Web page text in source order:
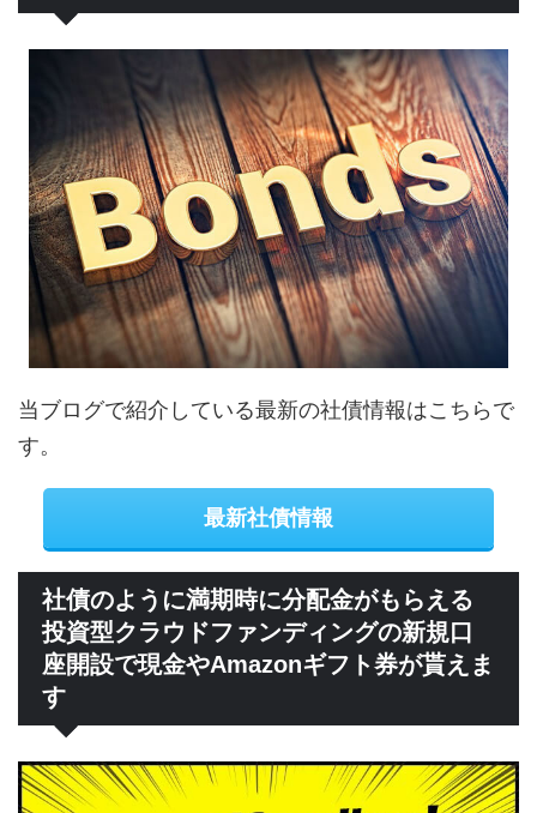
当ブログで紹介している最新の社債情報はこちらで
す。
最新社債情報
社債のように満期時に分配金がもらえる
投資型クラウドファンディングの新規口
座開設で現金やAmazonギフト券が貰えま
す